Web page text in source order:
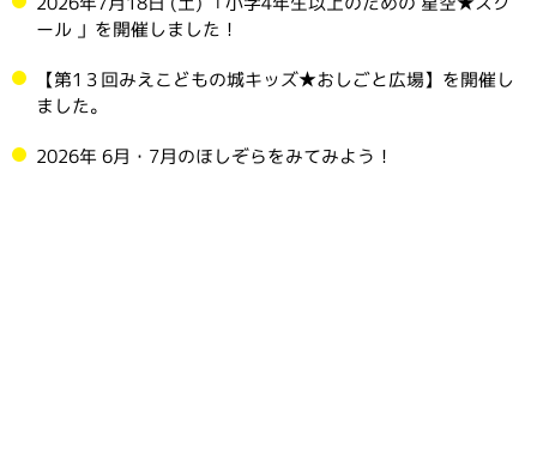
ール 」を開催しました！
【第1３回みえこどもの城キッズ★おしごと広場】を開催し
ました。
2026年 6月・7月のほしぞらをみてみよう！